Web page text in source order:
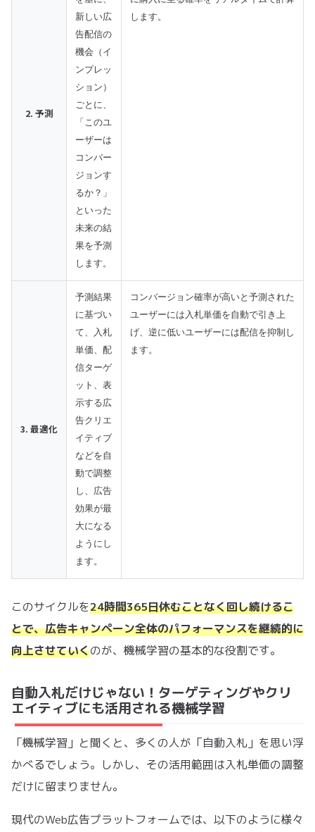
2. 予測
新しい広
告配信の
機会（イ
ンプレッ
ション）
ごとに、
「このユ
ーザーは
コンバー
ジョンす
るか？」
といった
未来の結
果を予測
します。
します。
3. 最適化
予測結果
に基づい
て、入札
単価、配
信ターゲ
ット、表
示する広
告クリエ
イティブ
などを自
動で調整
し、広告
効果が最
大になる
ようにし
ます。
コンバージョン確率が高いと予測された
ユーザーには入札単価を自動で引き上
げ、逆に低いユーザーには配信を抑制し
ます。
このサイクルを24時間365日休むことなく回し続けるこ
とで、広告キャンペーン全体のパフォーマンスを継続的に
向上させていくのが、機械学習の基本的な役割です。
自動入札だけじゃない！ターゲティングやクリ
エイティブにも活用される機械学習
「機械学習」と聞くと、多くの人が「自動入札」を思い浮
かべるでしょう。しかし、その活用範囲は入札単価の調整
だけに留まりません。
現代のWeb広告プラットフォームでは、以下のように様々